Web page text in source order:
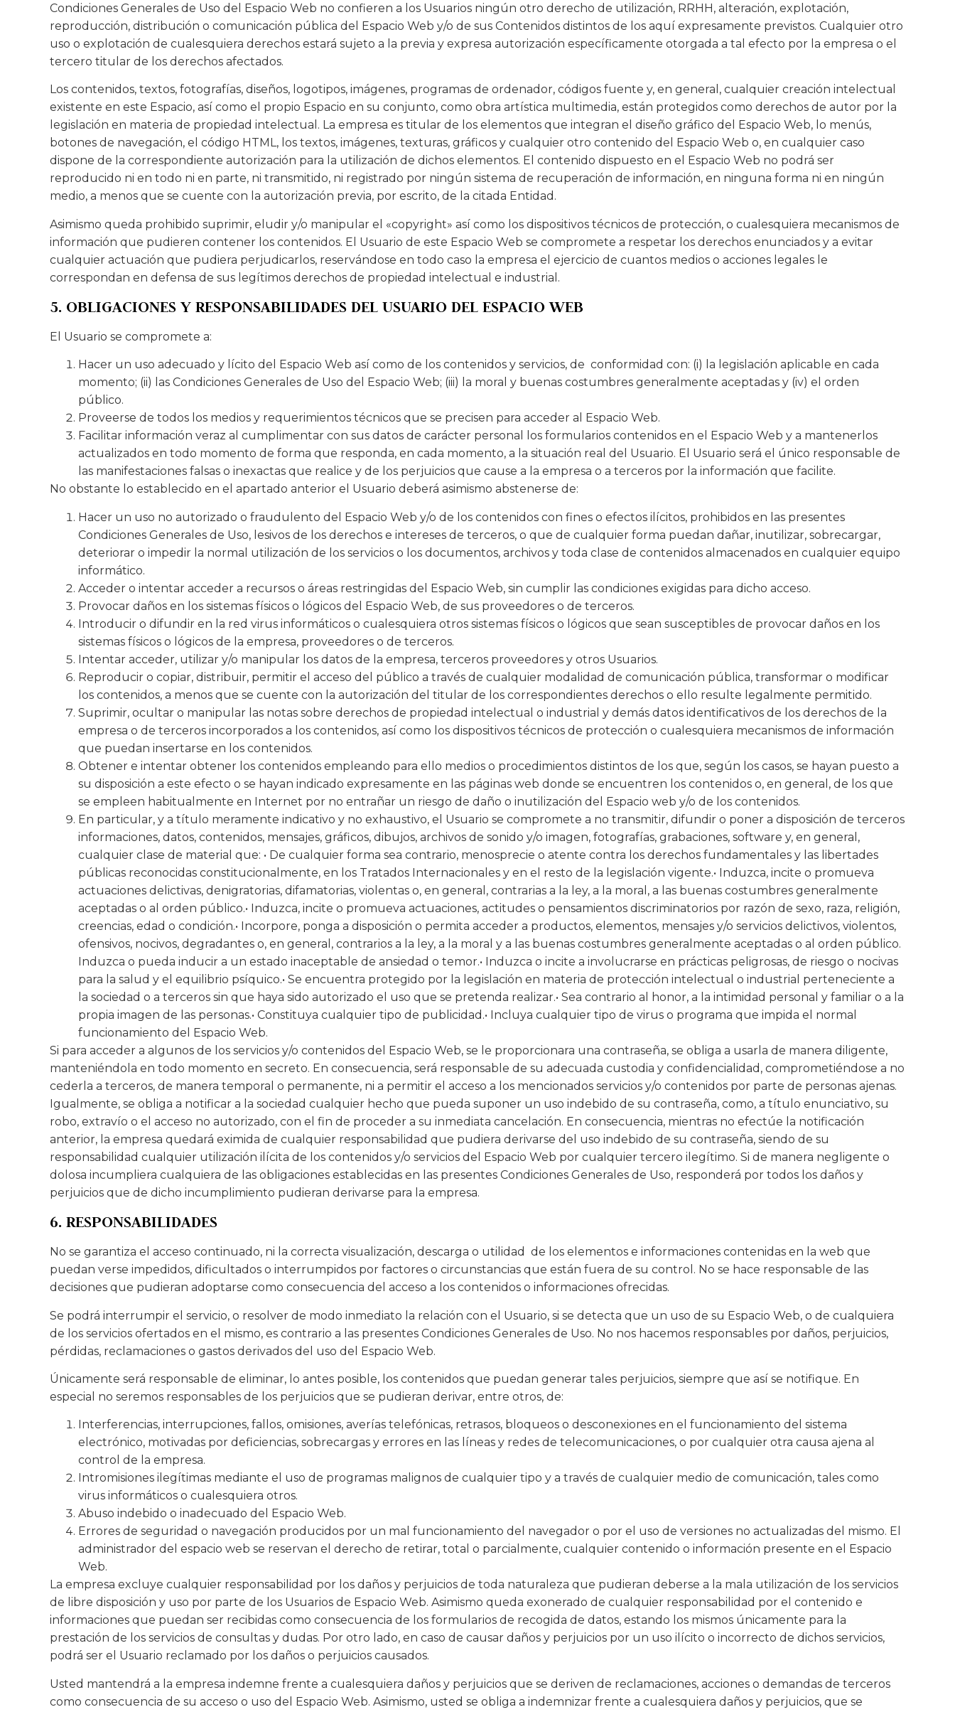
Condiciones Generales de Uso del Espacio Web no confieren a los Usuarios ningún otro derecho de utilización, RRHH, alteración, explotación,
reproducción, distribución o comunicación pública del Espacio Web y/o de sus Contenidos distintos de los aquí expresamente previstos. Cualquier otro
uso o explotación de cualesquiera derechos estará sujeto a la previa y expresa autorización específicamente otorgada a tal efecto por la empresa o el
tercero titular de los derechos afectados.
Los contenidos, textos, fotografías, diseños, logotipos, imágenes, programas de ordenador, códigos fuente y, en general, cualquier creación intelectual
existente en este Espacio, así como el propio Espacio en su conjunto, como obra artística multimedia, están protegidos como derechos de autor por la
legislación en materia de propiedad intelectual. La empresa es titular de los elementos que integran el diseño gráfico del Espacio Web, lo menús,
botones de navegación, el código HTML, los textos, imágenes, texturas, gráficos y cualquier otro contenido del Espacio Web o, en cualquier caso
dispone de la correspondiente autorización para la utilización de dichos elementos. El contenido dispuesto en el Espacio Web no podrá ser
reproducido ni en todo ni en parte, ni transmitido, ni registrado por ningún sistema de recuperación de información, en ninguna forma ni en ningún
medio, a menos que se cuente con la autorización previa, por escrito, de la citada Entidad.
Asimismo queda prohibido suprimir, eludir y/o manipular el «copyright» así como los dispositivos técnicos de protección, o cualesquiera mecanismos de
información que pudieren contener los contenidos. El Usuario de este Espacio Web se compromete a respetar los derechos enunciados y a evitar
cualquier actuación que pudiera perjudicarlos, reservándose en todo caso la empresa el ejercicio de cuantos medios o acciones legales le
correspondan en defensa de sus legítimos derechos de propiedad intelectual e industrial.
5. OBLIGACIONES Y RESPONSABILIDADES DEL USUARIO DEL ESPACIO WEB
El Usuario se compromete a:
Hacer un uso adecuado y lícito del Espacio Web así como de los contenidos y servicios, de conformidad con: (i) la legislación aplicable en cada
momento; (ii) las Condiciones Generales de Uso del Espacio Web; (iii) la moral y buenas costumbres generalmente aceptadas y (iv) el orden
público.
Proveerse de todos los medios y requerimientos técnicos que se precisen para acceder al Espacio Web.
Facilitar información veraz al cumplimentar con sus datos de carácter personal los formularios contenidos en el Espacio Web y a mantenerlos
actualizados en todo momento de forma que responda, en cada momento, a la situación real del Usuario. El Usuario será el único responsable de
las manifestaciones falsas o inexactas que realice y de los perjuicios que cause a la empresa o a terceros por la información que facilite.
No obstante lo establecido en el apartado anterior el Usuario deberá asimismo abstenerse de:
Hacer un uso no autorizado o fraudulento del Espacio Web y/o de los contenidos con fines o efectos ilícitos, prohibidos en las presentes
Condiciones Generales de Uso, lesivos de los derechos e intereses de terceros, o que de cualquier forma puedan dañar, inutilizar, sobrecargar,
deteriorar o impedir la normal utilización de los servicios o los documentos, archivos y toda clase de contenidos almacenados en cualquier equipo
informático.
Acceder o intentar acceder a recursos o áreas restringidas del Espacio Web, sin cumplir las condiciones exigidas para dicho acceso.
Provocar daños en los sistemas físicos o lógicos del Espacio Web, de sus proveedores o de terceros.
Introducir o difundir en la red virus informáticos o cualesquiera otros sistemas físicos o lógicos que sean susceptibles de provocar daños en los
sistemas físicos o lógicos de la empresa, proveedores o de terceros.
Intentar acceder, utilizar y/o manipular los datos de la empresa, terceros proveedores y otros Usuarios.
Reproducir o copiar, distribuir, permitir el acceso del público a través de cualquier modalidad de comunicación pública, transformar o modificar
los contenidos, a menos que se cuente con la autorización del titular de los correspondientes derechos o ello resulte legalmente permitido.
Suprimir, ocultar o manipular las notas sobre derechos de propiedad intelectual o industrial y demás datos identificativos de los derechos de la
empresa o de terceros incorporados a los contenidos, así como los dispositivos técnicos de protección o cualesquiera mecanismos de información
que puedan insertarse en los contenidos.
Obtener e intentar obtener los contenidos empleando para ello medios o procedimientos distintos de los que, según los casos, se hayan puesto a
su disposición a este efecto o se hayan indicado expresamente en las páginas web donde se encuentren los contenidos o, en general, de los que
se empleen habitualmente en Internet por no entrañar un riesgo de daño o inutilización del Espacio web y/o de los contenidos.
En particular, y a título meramente indicativo y no exhaustivo, el Usuario se compromete a no transmitir, difundir o poner a disposición de terceros
informaciones, datos, contenidos, mensajes, gráficos, dibujos, archivos de sonido y/o imagen, fotografías, grabaciones, software y, en general,
cualquier clase de material que: • De cualquier forma sea contrario, menosprecie o atente contra los derechos fundamentales y las libertades
públicas reconocidas constitucionalmente, en los Tratados Internacionales y en el resto de la legislación vigente.• Induzca, incite o promueva
actuaciones delictivas, denigratorias, difamatorias, violentas o, en general, contrarias a la ley, a la moral, a las buenas costumbres generalmente
aceptadas o al orden público.• Induzca, incite o promueva actuaciones, actitudes o pensamientos discriminatorios por razón de sexo, raza, religión,
creencias, edad o condición.• Incorpore, ponga a disposición o permita acceder a productos, elementos, mensajes y/o servicios delictivos, violentos,
ofensivos, nocivos, degradantes o, en general, contrarios a la ley, a la moral y a las buenas costumbres generalmente aceptadas o al orden público.
Induzca o pueda inducir a un estado inaceptable de ansiedad o temor.• Induzca o incite a involucrarse en prácticas peligrosas, de riesgo o nocivas
para la salud y el equilibrio psíquico.• Se encuentra protegido por la legislación en materia de protección intelectual o industrial perteneciente a
la sociedad o a terceros sin que haya sido autorizado el uso que se pretenda realizar.• Sea contrario al honor, a la intimidad personal y familiar o a la
propia imagen de las personas.• Constituya cualquier tipo de publicidad.• Incluya cualquier tipo de virus o programa que impida el normal
funcionamiento del Espacio Web.
Si para acceder a algunos de los servicios y/o contenidos del Espacio Web, se le proporcionara una contraseña, se obliga a usarla de manera diligente,
manteniéndola en todo momento en secreto. En consecuencia, será responsable de su adecuada custodia y confidencialidad, comprometiéndose a no
cederla a terceros, de manera temporal o permanente, ni a permitir el acceso a los mencionados servicios y/o contenidos por parte de personas ajenas.
Igualmente, se obliga a notificar a la sociedad cualquier hecho que pueda suponer un uso indebido de su contraseña, como, a título enunciativo, su
robo, extravío o el acceso no autorizado, con el fin de proceder a su inmediata cancelación. En consecuencia, mientras no efectúe la notificación
anterior, la empresa quedará eximida de cualquier responsabilidad que pudiera derivarse del uso indebido de su contraseña, siendo de su
responsabilidad cualquier utilización ilícita de los contenidos y/o servicios del Espacio Web por cualquier tercero ilegítimo. Si de manera negligente o
dolosa incumpliera cualquiera de las obligaciones establecidas en las presentes Condiciones Generales de Uso, responderá por todos los daños y
perjuicios que de dicho incumplimiento pudieran derivarse para la empresa.
6. RESPONSABILIDADES
No se garantiza el acceso continuado, ni la correcta visualización, descarga o utilidad de los elementos e informaciones contenidas en la web que
puedan verse impedidos, dificultados o interrumpidos por factores o circunstancias que están fuera de su control. No se hace responsable de las
decisiones que pudieran adoptarse como consecuencia del acceso a los contenidos o informaciones ofrecidas.
Se podrá interrumpir el servicio, o resolver de modo inmediato la relación con el Usuario, si se detecta que un uso de su Espacio Web, o de cualquiera
de los servicios ofertados en el mismo, es contrario a las presentes Condiciones Generales de Uso. No nos hacemos responsables por daños, perjuicios,
pérdidas, reclamaciones o gastos derivados del uso del Espacio Web.
Únicamente será responsable de eliminar, lo antes posible, los contenidos que puedan generar tales perjuicios, siempre que así se notifique. En
especial no seremos responsables de los perjuicios que se pudieran derivar, entre otros, de:
Interferencias, interrupciones, fallos, omisiones, averías telefónicas, retrasos, bloqueos o desconexiones en el funcionamiento del sistema
electrónico, motivadas por deficiencias, sobrecargas y errores en las líneas y redes de telecomunicaciones, o por cualquier otra causa ajena al
control de la empresa.
Intromisiones ilegítimas mediante el uso de programas malignos de cualquier tipo y a través de cualquier medio de comunicación, tales como
virus informáticos o cualesquiera otros.
Abuso indebido o inadecuado del Espacio Web.
Errores de seguridad o navegación producidos por un mal funcionamiento del navegador o por el uso de versiones no actualizadas del mismo. El
administrador del espacio web se reservan el derecho de retirar, total o parcialmente, cualquier contenido o información presente en el Espacio
Web.
La empresa excluye cualquier responsabilidad por los daños y perjuicios de toda naturaleza que pudieran deberse a la mala utilización de los servicios
de libre disposición y uso por parte de los Usuarios de Espacio Web. Asimismo queda exonerado de cualquier responsabilidad por el contenido e
informaciones que puedan ser recibidas como consecuencia de los formularios de recogida de datos, estando los mismos únicamente para la
prestación de los servicios de consultas y dudas. Por otro lado, en caso de causar daños y perjuicios por un uso ilícito o incorrecto de dichos servicios,
podrá ser el Usuario reclamado por los daños o perjuicios causados.
Usted mantendrá a la empresa indemne frente a cualesquiera daños y perjuicios que se deriven de reclamaciones, acciones o demandas de terceros
como consecuencia de su acceso o uso del Espacio Web. Asimismo, usted se obliga a indemnizar frente a cualesquiera daños y perjuicios, que se